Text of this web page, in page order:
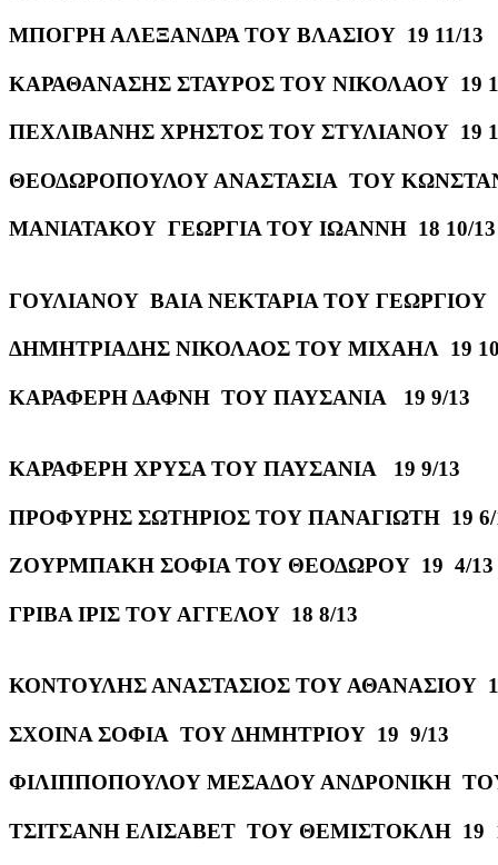
ΜΠΟΓΡΗ ΑΛΕΞΑΝΔΡΑ ΤΟΥ ΒΛΑΣΙΟΥ 19 11/13
ΚΑΡΑΘΑΝΑΣΗΣ ΣΤΑΥΡΟΣ ΤΟΥ ΝΙΚΟΛΑΟΥ 19
ΠΕΧΛΙΒΑΝΗΣ ΧΡΗΣΤΟΣ ΤΟΥ ΣΤΥΛΙΑΝΟΥ 19
ΘΕΟΔΩΡΟΠΟΥΛΟΥ ΑΝΑΣΤΑΣΙΑ ΤΟΥ
ΜΑΝΙΑΤΑΚΟΥ ΓΕΩΡΓΙΑ ΤΟΥ ΙΩΑΝΝΗ 18 10/13
ΓΟΥΛΙΑΝΟΥ ΒΑΙΑ ΝΕΚΤΑΡΙΑ ΤΟΥ ΓΕΩΡΓΙΟΥ
ΔΗΜΗΤΡΙΑΔΗΣ ΝΙΚΟΛΑΟΣ ΤΟΥ ΜΙΧΑΗΛ 19
ΚΑΡΑΦΕΡΗ ΔΑΦΝΗ ΤΟΥ ΠΑΥΣΑΝΙΑ 19 9/13
ΚΑΡΑΦΕΡΗ ΧΡΥΣΑ ΤΟΥ ΠΑΥΣΑΝΙΑ 19 9/13
ΠΡΟΦΥΡΗΣ ΣΩΤΗΡΙΟΣ ΤΟΥ ΠΑΝΑΓΙΩΤΗ 19 6/
ΖΟΥΡΜΠΑΚΗ ΣΟΦΙΑ ΤΟΥ ΘΕΟΔΩΡΟΥ 19 4/13
ΓΡΙΒΑ ΙΡΙΣ ΤΟΥ ΑΓΓΕΛΟΥ 18 8/13
ΚΟΝΤΟΥΛΗΣ ΑΝΑΣΤΑΣΙΟΣ ΤΟΥ ΑΘΑΝΑΣΙΟΥ
ΣΧΟΙΝΑ ΣΟΦΙΑ ΤΟΥ ΔΗΜΗΤΡΙΟΥ 19 9/13
ΦΙΛΙΠΠΟΠΟΥΛΟΥ ΜΕΣΑΔΟΥ ΑΝΔΡΟΝΙΚΗ
ΤΣΙΤΣΑΝΗ ΕΛΙΣΑΒΕΤ ΤΟΥ ΘΕΜΙΣΤΟΚΛΗ 19